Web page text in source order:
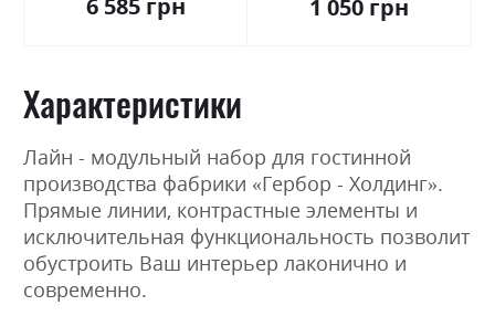
6 585 грн 1 050 грн
Характеристики
Лайн - модульный набор для гостинной
производства фабрики «Гербор - Холдинг».
Прямые линии, контрастные элементы и
исключительная функциональность позволит
обустроить Ваш интерьер лаконично и
современно.